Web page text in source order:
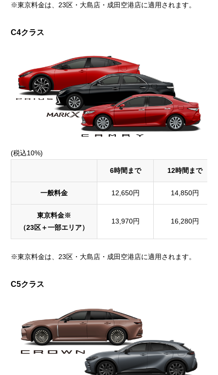
※東京料金は、23区・大島店・成田空港店に適用されます。
C4クラス
(税込10%)
6時間まで 12時間まで
一般料金 12,650円 14,850円
東京料金※
（23区＋一部エリア）
13,970円 16,280円
※東京料金は、23区・大島店・成田空港店に適用されます。
C5クラス